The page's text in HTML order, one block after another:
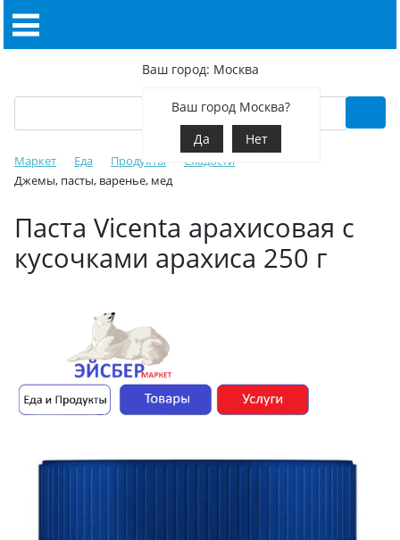
Ваш город: Москва
Ваш город Москва?
Да
Нет
Маркет Еда Продукты
Сладости
Джемы, пасты, варенье, мед
Паста Vicenta арахисовая с
кусочками арахиса 250 г